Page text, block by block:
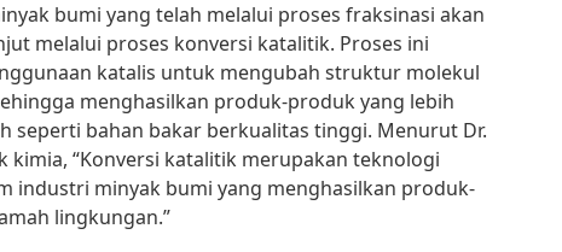
bumi yang telah melalui proses fraksinasi akan
melalui proses konversi katalitik. Proses ini
katalis untuk mengubah struktur molekul
menghasilkan produk-produk yang lebih
seperti bahan bakar berkualitas tinggi. Menurut Dr.
kimia, “Konversi katalitik merupakan teknologi
industri minyak bumi yang menghasilkan produk-
lingkungan.”